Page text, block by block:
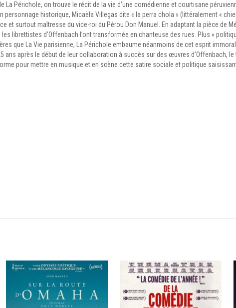
La Périchole, on trouve le récit de la vie d’une comédienne et courtisane
personnage historique, Micaëla Villegas dite « la perra chola » (littéralement «
et surtout maîtresse du vice-roi du Pérou Don Manuel. En adaptant la pièce de
les librettistes d’Offenbach l’ont transformée en chanteuse des rues. Plus «
que La Vie parisienne, La Périchole embaume néanmoins de cet esprit
ans après le début de leur collaboration à succès sur des œuvres d’Offenbach,
pour mettre en musique et en scène cette satire sociale et politique